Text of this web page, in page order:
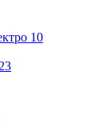
10
23